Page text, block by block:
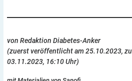
von Redaktion Diabetes-Anker
(zuerst veröffentlicht am 25.10.2023,
03.11.2023, 16:10 Uhr)